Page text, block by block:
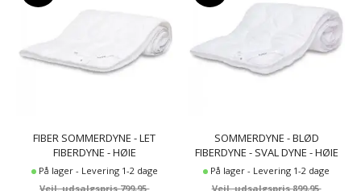
FIBER SOMMERDYNE - LET
FIBERDYNE - HØIE
SOMMERNATT - HØIE OF
SCANDINAVIA
På lager - Levering 1-2 dage
799,95
SOMMERDYNE - BLØD
FIBERDYNE - SVAL DYNE - HØIE
DYNE GEMINI
På lager - Levering 1-2 dage
899,95